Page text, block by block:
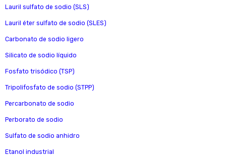
Lauril sulfato de sodio (SLS)
Lauril éter sulfato de sodio (SLES)
Carbonato de sodio ligero
Silicato de sodio líquido
Fosfato trisódico (TSP)
Tripolifosfato de sodio (STPP)
Percarbonato de sodio
Perborato de sodio
Sulfato de sodio anhidro
Etanol industrial